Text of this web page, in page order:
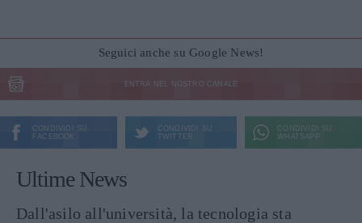
Seguici anche su Google News!
ENTRA NEL NOSTRO CANALE
CONDIVIDI SU
FACEBOOK
CONDIVIDI SU
TWITTER
CONDIVIDI SU
WHATSAPP
Ultime News
Dall'asilo all'università, la tecnologia sta